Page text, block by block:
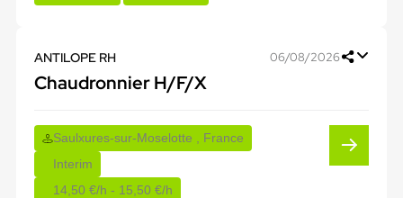
ANTILOPE RH 06/08/2026
Chaudronnier H/F/X
Saulxures-sur-Moselotte , France
Interim
14,50 €/h - 15,50 €/h